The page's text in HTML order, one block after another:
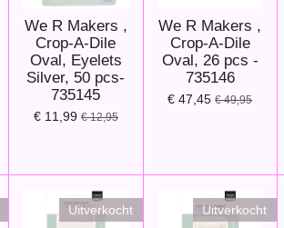
We R Makers ,
Crop-A-Dile
Oval, Eyelets
Silver, 50 pcs-
735145
€ 11,99 € 12,95
We R Makers ,
Crop-A-Dile
Oval, 26 pcs -
735146
€ 47,45 € 49,95
Uitverkocht Uitverkocht